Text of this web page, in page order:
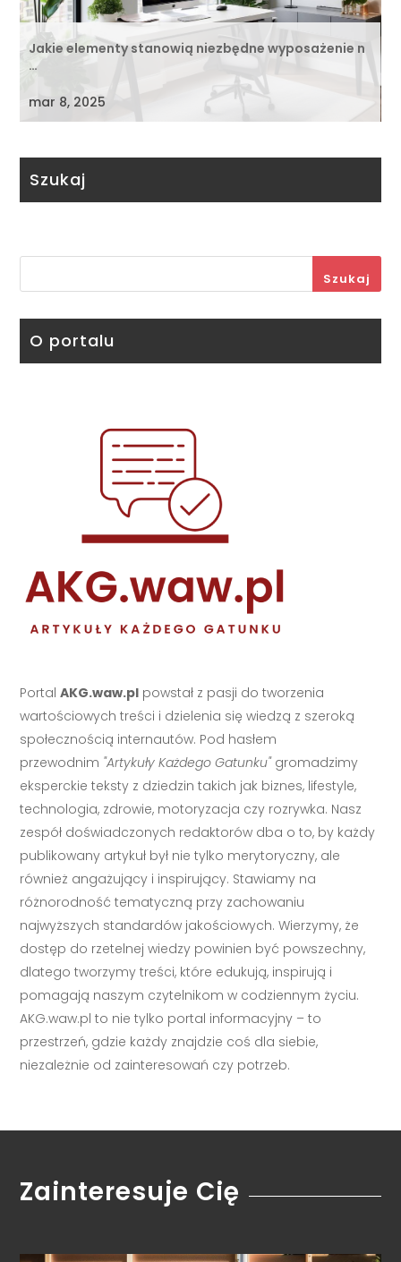
Jakie elementy stanowią niezbędne wyposażenie n
…
mar 8, 2025
Szukaj
Szukaj
O portalu
PortalAKG.waw.pl powstał z pasji do tworzenia
wartościowych treści i dzielenia się wiedzą z szeroką
społecznością internautów. Pod hasłem
przewodnim "Artykuły Każdego Gatunku"gromadzimy
eksperckie teksty z dziedzin takich jak biznes, lifestyle,
technologia, zdrowie, motoryzacja czy rozrywka. Nasz
zespół doświadczonych redaktorów dba o to, by każdy
publikowany artykuł był nie tylko merytoryczny, ale
również angażujący i inspirujący. Stawiamy na
różnorodność tematyczną przy zachowaniu
najwyższych standardów jakościowych. Wierzymy, że
dostęp do rzetelnej wiedzy powinien być powszechny,
dlatego tworzymy treści, które edukują, inspirują i
pomagają naszym czytelnikom w codziennym życiu.
AKG.waw.pl to nie tylko portal informacyjny – to
przestrzeń, gdzie każdy znajdzie coś dla siebie,
niezależnie od zainteresowań czy potrzeb.
Zainteresuje Cię